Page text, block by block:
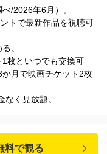
/2026年6⽉）。
トで最新作品を視聴可
。
枚といつでも交換可
月で映画チケット2枚
く見放題。
料で観る